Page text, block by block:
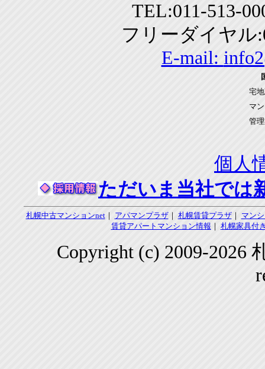
TEL:011-513-
フリーダイヤル
E-mail:
宅
マ
管
個人
ただいま当社では
札幌中古マンションnet｜ アパマンプラザ｜ 札幌賃貸プラザ｜ マン
賃貸アパートマンション情報 ｜ 札幌家具付
Copyright (c) 2009-2026